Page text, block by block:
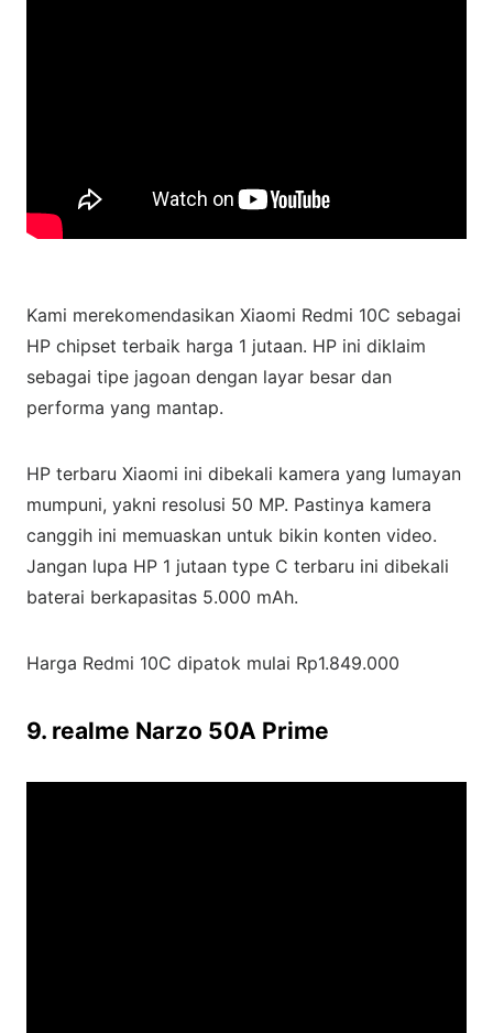
Kami merekomendasikan Xiaomi Redmi 10C sebagai
HP chipset terbaik harga 1 jutaan. HP ini diklaim
sebagai tipe jagoan dengan layar besar dan
performa yang mantap.
HP terbaru Xiaomi ini dibekali kamera yang lumayan
mumpuni, yakni resolusi 50 MP. Pastinya kamera
canggih ini memuaskan untuk bikin konten video.
Jangan lupa HP 1 jutaan type C terbaru ini dibekali
baterai berkapasitas 5.000 mAh.
Harga Redmi 10C dipatok mulai Rp1.849.000
9. realme Narzo 50A Prime